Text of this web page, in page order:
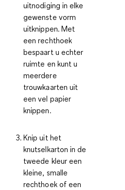
uitnodiging in elke
gewenste vorm
uitknippen. Met
een rechthoek
bespaart u echter
ruimte en kunt u
meerdere
trouwkaarten uit
een vel papier
knippen.
Knip uit het
knutselkarton in de
tweede kleur een
kleine, smalle
rechthoek of een